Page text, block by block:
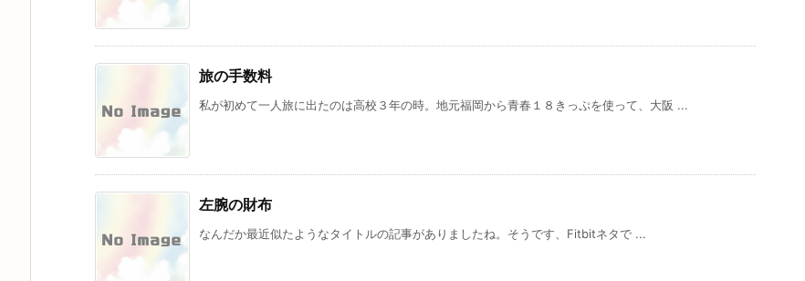
旅の手数料
私が初めて一人旅に出たのは高校３年の時。地元福岡から青春１８きっぷを使って、大阪 ...
左腕の財布
なんだか最近似たようなタイトルの記事がありましたね。そうです、Fitbitネタで ...